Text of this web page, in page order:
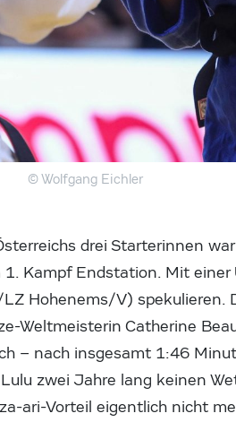
© Wolfgang Eichler
drei Starterinnen
Kampf Endstation. Mit
Hohenems/V) spekulieren.
Weltmeisterin Catherine
– nach insgesamt 1:46
zwei Jahre lang keinen
ari-Vorteil eigentlich nicht